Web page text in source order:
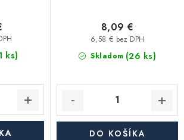
ks) Skladom (26 ks)
6,58 € bez DPH
8,09 €
DO KOŠÍKA